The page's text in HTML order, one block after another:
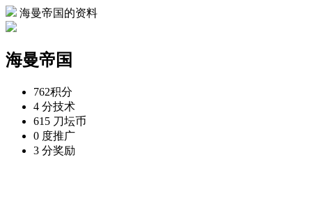
海曼帝国的资料
海曼帝国
762积分
4 分技术
615 刀坛币
0 度推广
3 分奖励